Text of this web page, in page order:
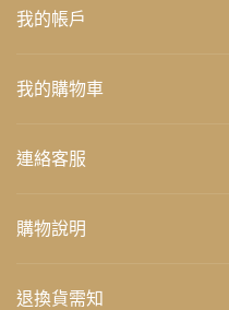
我的帳戶
我的購物車
連絡客服
購物說明
退換貨需知